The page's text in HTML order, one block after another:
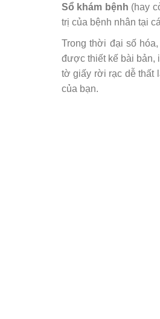
Sổ khám bệnh (hay
trị của bệnh nhân tại
Trong thời đại số
được thiết kế bài bản,
tờ giấy rời rạc dễ thất
của bạn.